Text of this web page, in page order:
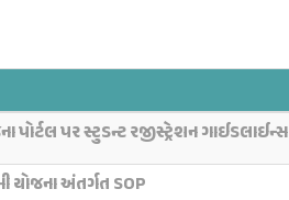
પોર્ટલ પર સ્ટુડન્ટ રજીસ્ટ્રેશન ગાઈડલાઈન્સ
યોજના અંતર્ગત SOP